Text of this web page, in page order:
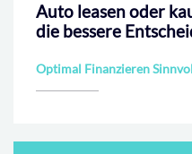
Auto leasen oder
die bessere
Optimal Finanzieren